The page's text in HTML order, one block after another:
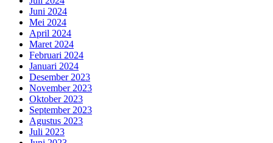
Juni 2024
Mei 2024
April 2024
Maret 2024
Februari 2024
Januari 2024
Desember 2023
November 2023
Oktober 2023
September 2023
Agustus 2023
Juli 2023